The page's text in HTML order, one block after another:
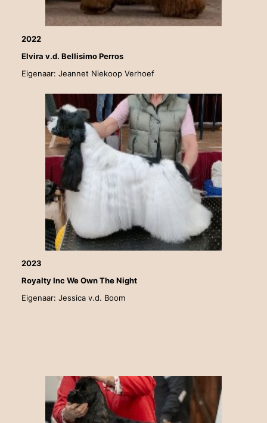
2022
Elvira v.d. Bellisimo Perros
Eigenaar: Jeannet Niekoop Verhoef
2023
Royalty Inc We Own The Night
Eigenaar: Jessica v.d. Boom